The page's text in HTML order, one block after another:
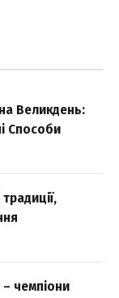
Великдень:
Способи
– чемпіони